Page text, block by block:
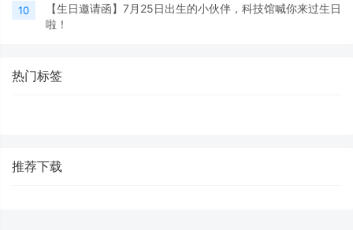
10
【生日邀请函】7月25日出生的小伙伴，科技馆喊你来过生日
啦！
热门标签
推荐下载